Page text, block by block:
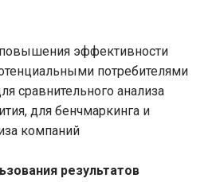
эффективности
потребителями
сравнительного анализа
для бенчмаркинга и
компаний
результатов